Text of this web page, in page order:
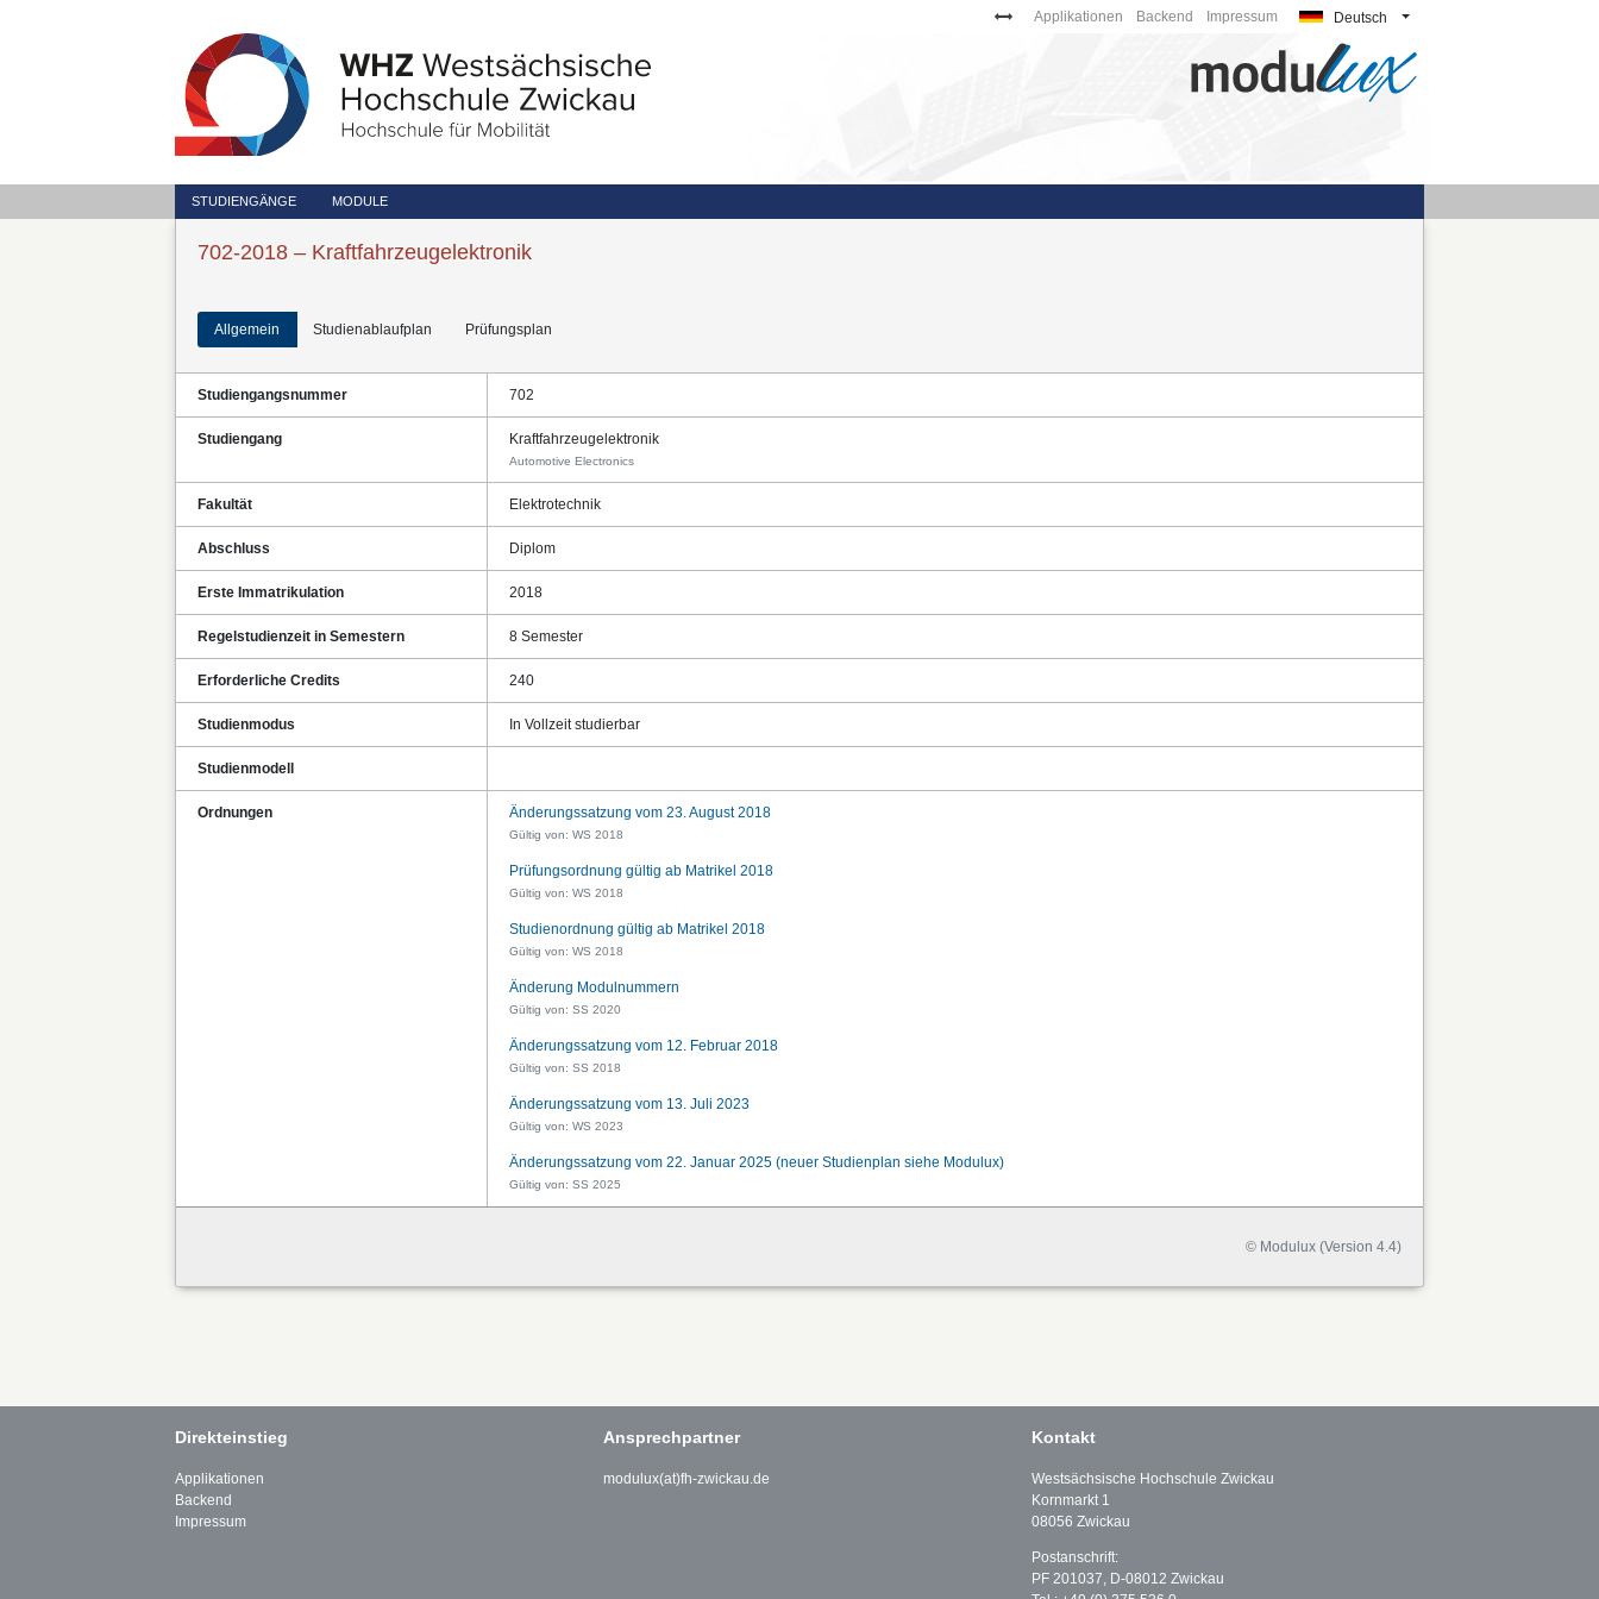
Deutsch
Applikationen Backend Impressum
STUDIENGÄNGE MODULE
702-2018 – Kraftfahrzeugelektronik
Allgemein Studienablaufplan Prüfungsplan
Studiengangsnummer 702
Studiengang Kraftfahrzeugelektronik
Automotive Electronics
Fakultät Elektrotechnik
Abschluss Diplom
Erste Immatrikulation 2018
Regelstudienzeit in Semestern 8 Semester
Erforderliche Credits 240
Studienmodus In Vollzeit studierbar
Studienmodell
Ordnungen Änderungssatzung vom 23. August 2018
Gültig von: WS 2018
Prüfungsordnung gültig ab Matrikel 2018
Gültig von: WS 2018
Studienordnung gültig ab Matrikel 2018
Gültig von: WS 2018
Änderung Modulnummern
Gültig von: SS 2020
Änderungssatzung vom 12. Februar 2018
Gültig von: SS 2018
Änderungssatzung vom 13. Juli 2023
Gültig von: WS 2023
Änderungssatzung vom 22. Januar 2025 (neuer Studienplan siehe Modulux)
Gültig von: SS 2025
© Modulux (Version 4.4)
Direkteinstieg
Applikationen
Backend
Impressum
Ansprechpartner
modulux(at)fh-zwickau.de
Kontakt
Westsächsische Hochschule Zwickau
Kornmarkt 1
08056 Zwickau
Postanschrift:
PF 201037, D-08012 Zwickau